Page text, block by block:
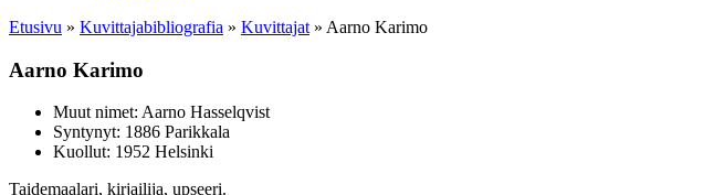
Etusivu » Kuvittaja­bibliografia » Kuvittajat » Aarno Karimo
Aarno Karimo
Muut nimet: Aarno Hasselqvist
Syntynyt: 1886 Parikkala
Kuollut: 1952 Helsinki
Taidemaalari, kirjailija, upseeri.